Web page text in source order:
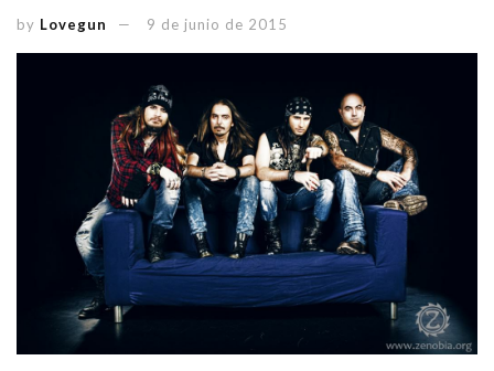
by Lovegun 9 de junio de 2015